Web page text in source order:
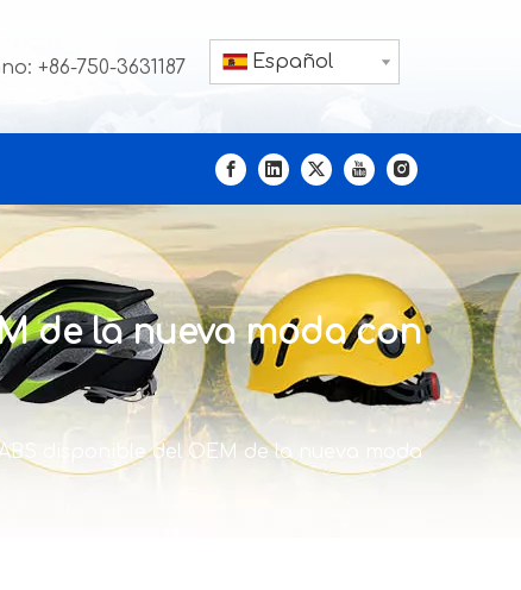
+86-750-3631187 Español
de la nueva moda con
disponible del OEM de la nueva moda